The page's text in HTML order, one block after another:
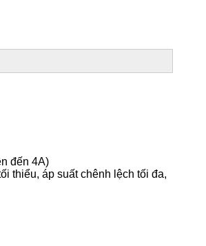
đến 4A)
thiểu, áp suất chênh lệch tối đa,